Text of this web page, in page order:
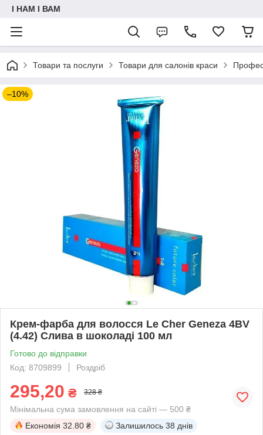
I НАМ I ВАМ
Товари та послуги Товари для салонів краси
–10%
Крем-фарба для волосся Le Cher Geneza 4BV
(4.42) Слива в шоколаді 100 мл
Готово до відправки
Код: 8709899
Роздріб
295,20 ₴ 328 ₴
Мінімальна сума замовлення на сайті — 500 ₴
Економія 32.80 ₴ Залишилось 38 днів